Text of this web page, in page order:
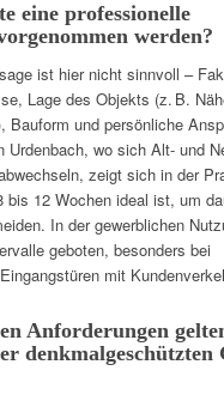
eine professionelle
werden?
ist hier nicht sinnvoll –
Lage des Objekts (z. B.
Bauform und persönliche
Urdenbach, wo sich Alt- und
zeigt sich in der
bis 12 Wochen ideal ist, um
In der gewerblichen
geboten, besonders bei
mit
Anforderungen
denkmalgeschützten